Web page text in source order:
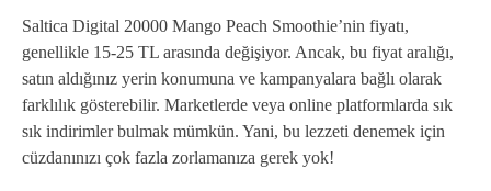
Saltica Digital 20000 Mango Peach Smoothie’nin fiyatı,
genellikle 15-25 TL arasında değişiyor. Ancak, bu fiyat aralığı,
satın aldığınız yerin konumuna ve kampanyalara bağlı olarak
farklılık gösterebilir. Marketlerde veya online platformlarda sık
sık indirimler bulmak mümkün. Yani, bu lezzeti denemek için
cüzdanınızı çok fazla zorlamanıza gerek yok!